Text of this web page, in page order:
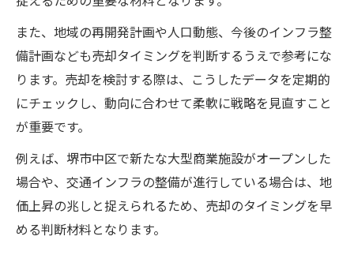
また、地域の再開発計画や人口動態、今後のインフラ整
備計画なども売却タイミングを判断するうえで参考にな
ります。売却を検討する際は、こうしたデータを定期的
にチェックし、動向に合わせて柔軟に戦略を見直すこと
が重要です。
例えば、堺市中区で新たな大型商業施設がオープンした
場合や、交通インフラの整備が進行している場合は、地
価上昇の兆しと捉えられるため、売却のタイミングを早
める判断材料となります。